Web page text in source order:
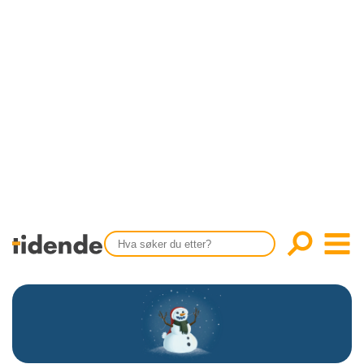
KONTAKT
OM OSS